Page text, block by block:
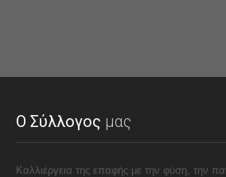
Ο Σύλλογος μας
Καλλιέργεια της επαφής με την φύση, την